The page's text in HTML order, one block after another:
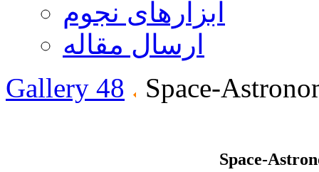
ابزارهای نجوم
ارسال مقاله
Gallery 48
Space-
Space-